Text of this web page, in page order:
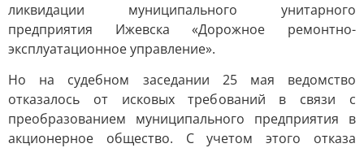
ликвидации муниципального унитарного
предприятия Ижевска «Дорожное ремонтно-
эксплуатационное управление».
Но на судебном заседании 25 мая ведомство
отказалось от исковых требований в связи с
преобразованием муниципального предприятия в
акционерное общество. С учетом этого отказа